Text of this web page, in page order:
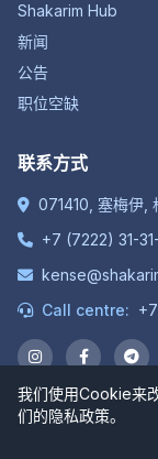
Shakarim Hub
新闻
公告
职位空缺
联系方式
071410, 塞梅伊,
+7 (7222) 31-
Call centre:
© 1934-2026 “
我们使用Cookie来
们的隐私政策。